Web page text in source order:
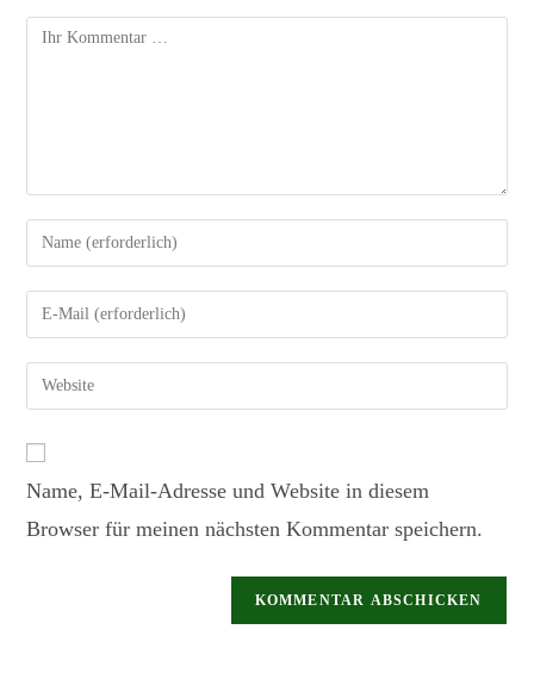
Name, E-Mail-Adresse und Website in diesem
Browser für meinen nächsten Kommentar speichern.